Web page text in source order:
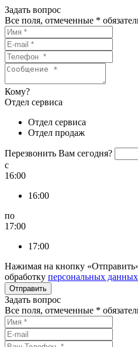
Задать вопрос
Все поля, отмеченные *
Кому?
Отдел сервиса
Отдел сервиса
Отдел продаж
Перезвонить Вам сегодня?
c
16:00
16:00
по
17:00
17:00
Нажимая на кнопку
обработку персональных данных
Задать вопрос
Все поля, отмеченные *